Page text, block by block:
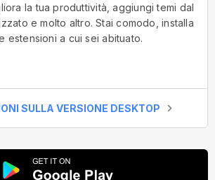
la tua produttività, aggiungi temi dal
e molto altro. Stai comodo, installa
estensioni a cui sei abituato.
SULLA VERSIONE DESKTOP